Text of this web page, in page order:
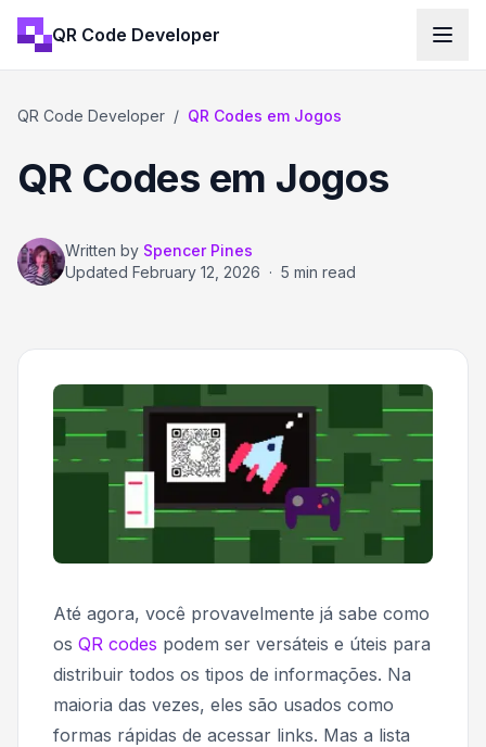
QR Code Developer
QR Code Developer / QR Codes em Jogos
QR Codes em Jogos
Written by Spencer Pines
Updated February 12, 2026 · 5 min read
Até agora, você provavelmente já sabe como
os QR codes podem ser versáteis e úteis para
distribuir todos os tipos de informações. Na
maioria das vezes, eles são usados como
formas rápidas de acessar links. Mas a lista